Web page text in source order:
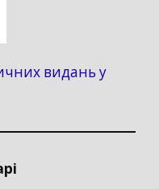
видань у